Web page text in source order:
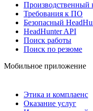
Производственный
Требования к ПО
Безопасный
HeadHunter API
Поиск работы
Поиск по резюме
Мобильное приложение
Этика и комплаенс
Оказание услуг